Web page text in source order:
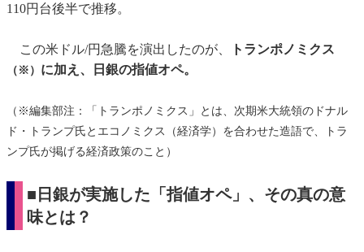
110円台後半で推移。
この米ドル/円急騰を演出したのが、 トランポノミクス
（※） に加え、日銀の指値オペ。
（※編集部注：「トランポノミクス」とは、次期米大統領のドナル
ド・トランプ氏とエコノミクス（経済学）を合わせた造語で、トラ
ンプ氏が掲げる経済政策のこと）
■日銀が実施した「指値オペ」、その真の意
味とは？